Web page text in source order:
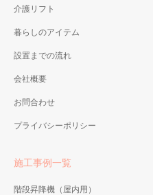
介護リフト
暮らしのアイテム
設置までの流れ
会社概要
お問合わせ
プライバシーポリシー
施工事例一覧
階段昇降機（屋内用）